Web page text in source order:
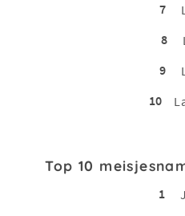
7
8
9
10
Top 10
1